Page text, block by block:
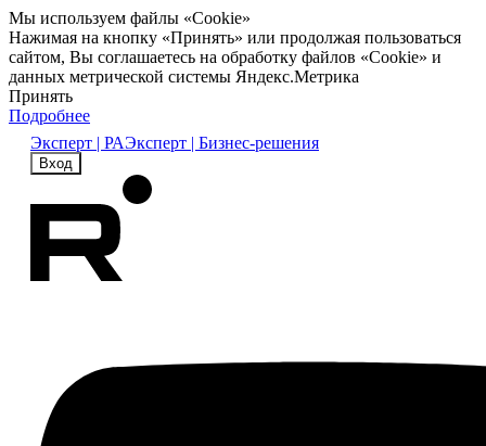
Мы используем файлы «Cookie»
Нажимая на кнопку «Принять» или продолжая пользоваться
сайтом, Вы соглашаетесь на обработку файлов «Cookie» и
данных метрической системы Яндекс.Метрика
Принять
Подробнее
Эксперт | РАЭксперт | Бизнес-решения
Вход